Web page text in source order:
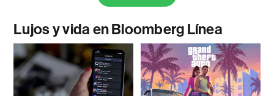
Lujos y vida en Bloomberg Línea